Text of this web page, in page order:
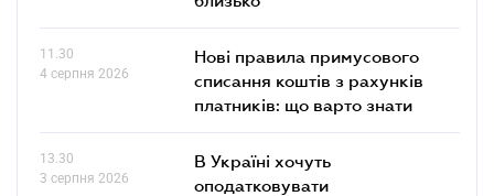
11.30
4 серпня 2026
Нові правила примусового
списання коштів з рахунків
платників: що варто знати
13.30
3 серпня 2026
В Україні хочуть
оподатковувати